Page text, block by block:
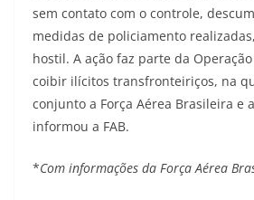
sem contato com o controle,
medidas de policiamento
hostil. A ação faz parte da
coibir ilícitos transfronteiriços, na
conjunto a Força Aérea Brasileira e
informou a FAB.
*Com informações da Força Aérea